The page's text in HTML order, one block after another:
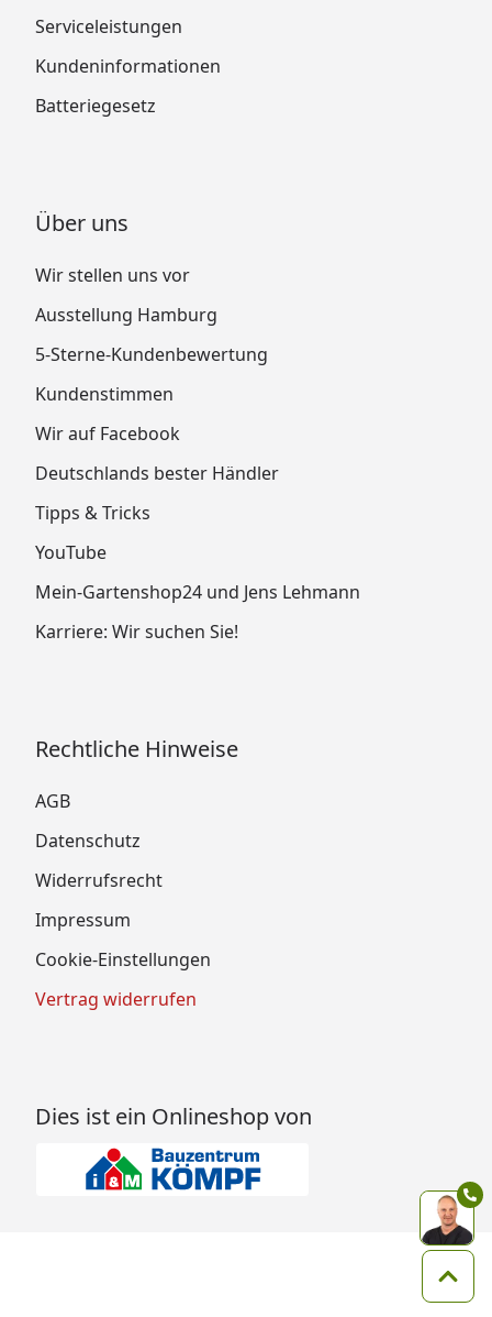
Serviceleistungen
Kundeninformationen
Batteriegesetz
Über uns
Wir stellen uns vor
Ausstellung Hamburg
5-Sterne-Kundenbewertung
Kundenstimmen
Wir auf Facebook
Deutschlands bester Händler
Tipps & Tricks
YouTube
Mein-Gartenshop24 und Jens Lehmann
Karriere: Wir suchen Sie!
Rechtliche Hinweise
AGB
Datenschutz
Widerrufsrecht
Impressum
Cookie-Einstellungen
Vertrag widerrufen
Dies ist ein Onlineshop von